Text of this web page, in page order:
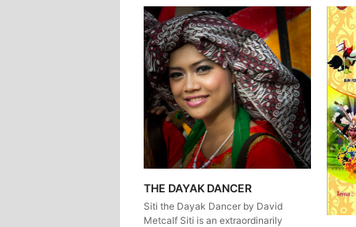
THE DAYAK DANCER
Siti the Dayak Dancer by David
Metcalf Siti is an extraordinarily